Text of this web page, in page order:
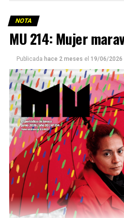
Este número 215 de MU ☝️viene
podría ser una frase:
Sin
Descargar la Mu en PDF
NOTA
MU 214: Mujer
Publicada hace 2 meses el 19/06/2026